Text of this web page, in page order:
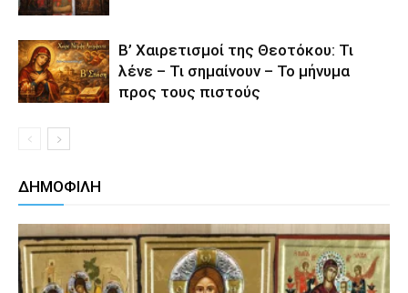
Β’ Χαιρετισμοί της Θεοτόκου: Τι
λένε – Τι σημαίνουν – Το μήνυμα
προς τους πιστούς
ΔΗΜΟΦΙΛΗ